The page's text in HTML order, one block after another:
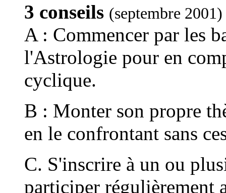
3 conseils (septembre 2001)
A : Commencer par les
l'Astrologie pour en
cyclique.
B : Monter son propre
en le confrontant sans
C. S'inscrire à un ou
participer régulièrement